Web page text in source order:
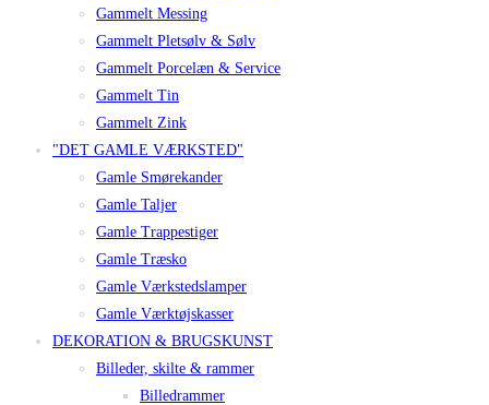
Gammelt Messing
Gammelt Pletsølv & Sølv
Gammelt Porcelæn & Service
Gammelt Tin
Gammelt Zink
"DET GAMLE VÆRKSTED"
Gamle Smørekander
Gamle Taljer
Gamle Trappestiger
Gamle Træsko
Gamle Værkstedslamper
Gamle Værktøjskasser
DEKORATION & BRUGSKUNST
Billeder, skilte & rammer
Billedrammer